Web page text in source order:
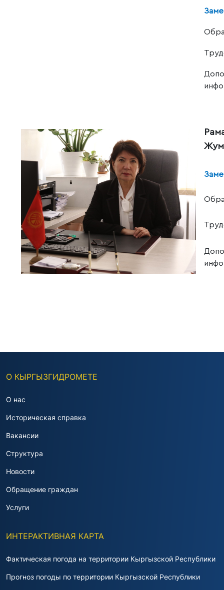
О КЫРГЫЗГИДРОМЕТЕ
О нас
Историческая справка
Вакансии
Структура
Новости
Обращение граждан
Услуги
ИНТЕРАКТИВНАЯ КАРТА
Фактическая погода на территории Кыргызской Республики
Прогноз погоды по территории Кыргызской Республики